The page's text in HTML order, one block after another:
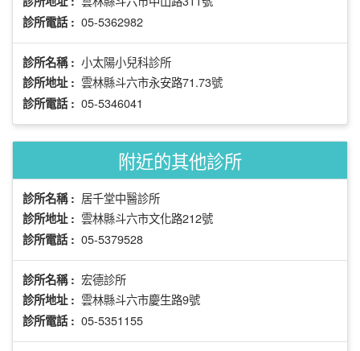
診所電話 : 05-5362982
診所名稱 : 小太陽小兒科診所
診所地址 : 雲林縣斗六市永安路71.73號
診所電話 : 05-5346041
附近的其他診所
診所名稱 : 居千堂中醫診所
診所地址 : 雲林縣斗六市文化路212號
診所電話 : 05-5379528
診所名稱 : 宏德診所
診所地址 : 雲林縣斗六市慶生路9號
診所電話 : 05-5351155